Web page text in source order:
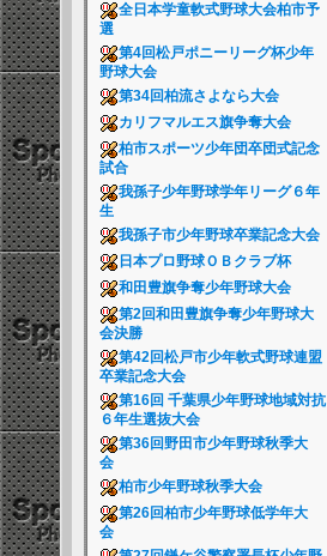
全日本学童軟式野球大会柏市予
選
第4回松戸ポニーリーグ杯少年
野球大会
第34回柏流さよなら大会
カリフマルエス旗争奪大会
柏市スポーツ少年団卒団式記念
試合
我孫子少年野球学年リーグ６年
生
我孫子市少年野球卒業記念大会
日本プロ野球ＯＢクラブ杯
和田豊旗争奪少年野球大会
第2回和田豊旗争奪少年野球大
会決勝
第42回松戸市少年軟式野球連盟
卒業記念大会
第16回 千葉県少年野球地域対抗
６年生選抜大会
第36回野田市少年野球秋季大
会
柏市少年野球秋季大会
第26回柏市少年野球低学年大
会